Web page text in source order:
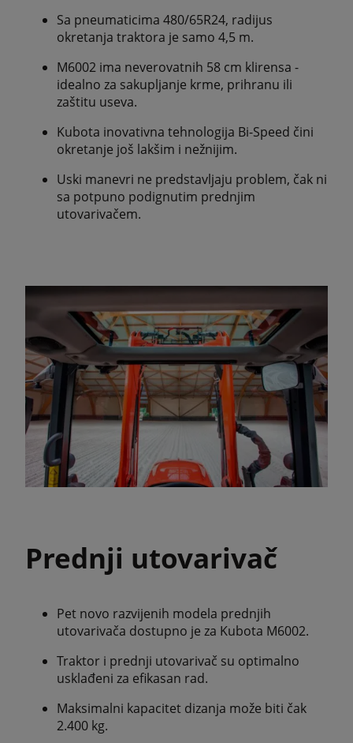
Sa pneumaticima 480/65R24, radijus
okretanja traktora je samo 4,5 m.
M6002 ima neverovatnih 58 cm klirensa -
idealno za sakupljanje krme, prihranu ili
zaštitu useva.
Kubota inovativna tehnologija Bi-Speed čini
okretanje još lakšim i nežnijim.
Uski manevri ne predstavljaju problem, čak ni
sa potpuno podignutim prednjim
utovarivačem.
Prednji utovarivač
Pet novo razvijenih modela prednjih
utovarivača dostupno je za Kubota M6002.
Traktor i prednji utovarivač su optimalno
usklađeni za efikasan rad.
Maksimalni kapacitet dizanja može biti čak
2.400 kg.